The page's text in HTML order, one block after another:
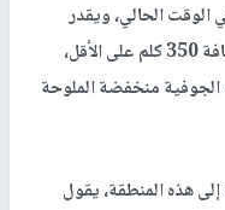
الوقت الحالي، ويقدر
الباحثون أن طبقة المياه الجوفية تمتد لمسافة 350 كلم على الأقل،
الجوفية منخفضة الملوحة
هذه المنطقة، يقول